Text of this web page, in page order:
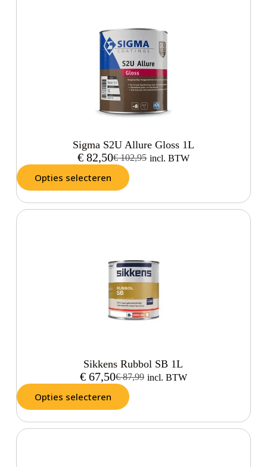
Sigma S2U Allure Gloss 1L
€102,95
€82,50 incl. BTW
Opties selecteren
Sikkens Rubbol SB 1L
€87,99
€67,50 incl. BTW
Opties selecteren